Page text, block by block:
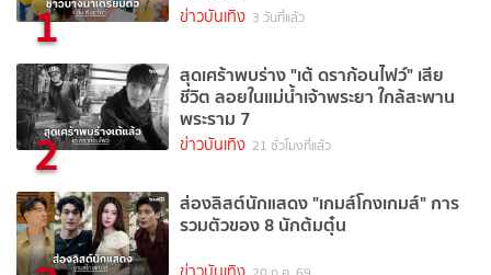
1 ข่าวบันเทิง 3 วันที่แล้ว
2
สุดเศร้าพบร่าง "เต้ ดราก้อนไฟว์" เสีย
ชีวิต ลอยในแม่น้ำเจ้าพระยา ใกล้สะพาน
พระราม 7
ข่าวบันเทิง 21 ชั่วโมงที่แล้ว
ส่องลิสต์นักแสดง "เกมส์โกงเกมส์" การ
รวมตัวของ 8 นักต้มตุ๋น